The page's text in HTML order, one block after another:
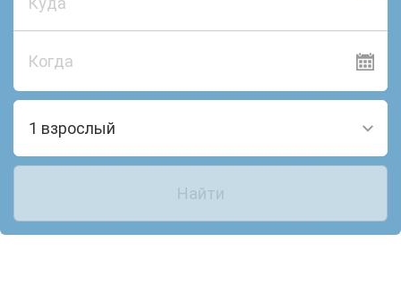
Когда
1 взрослый
Найти